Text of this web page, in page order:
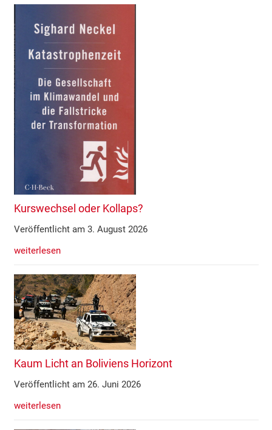
Kurswechsel oder Kollaps?
Veröffentlicht am 3. August 2026
weiterlesen
Kaum Licht an Boliviens Horizont
Veröffentlicht am 26. Juni 2026
weiterlesen